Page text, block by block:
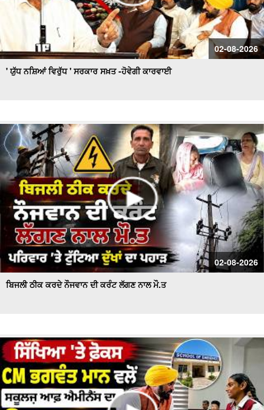
02-08-2026
' ਯੁੱਧ ਨਸ਼ਿਆਂ ਵਿਰੁੱਧ ' ਸਰਕਾਰ ਸਖ਼ਤ -ਹੋਵੇਗੀ ਕਾਰਵਾਈ
02-08-2026
ਬਿਜਲੀ ਠੀਕ ਕਰਦੇ ਨੌਜਵਾਨ ਦੀ ਕਰੰਟ ਲੱਗਣ ਨਾਲ ਮੌ.ਤ